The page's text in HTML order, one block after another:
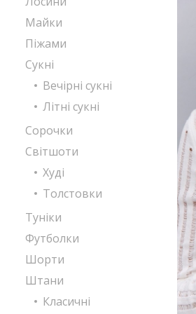
Майки
Піжами
Сукні
Вечірні сукні
Літні сукні
Сорочки
Світшоти
Худі
Толстовки
Туніки
Футболки
Шорти
Штани
Класичні